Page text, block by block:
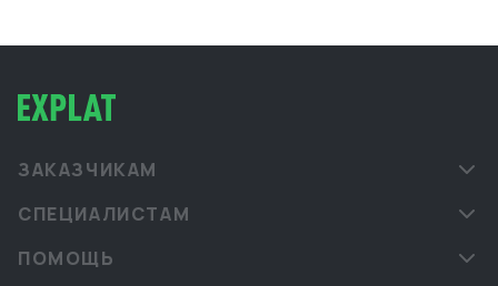
ЗАКАЗЧИКАМ
СПЕЦИАЛИСТАМ
ПОМОЩЬ